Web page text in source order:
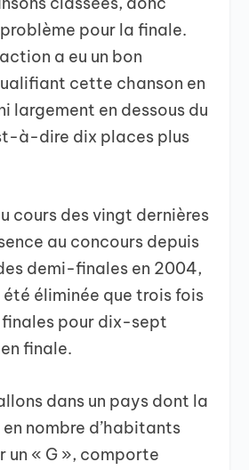
pour la finale.
a eu un bon
cette chanson en
largement en dessous du
à-dire dix places plus
cours des vingt dernières
au concours depuis
demi-finales en 2004,
été éliminée que trois fois
pour dix-sept
finale.
dans un pays dont la
nombre d’habitants
un « G », comporte